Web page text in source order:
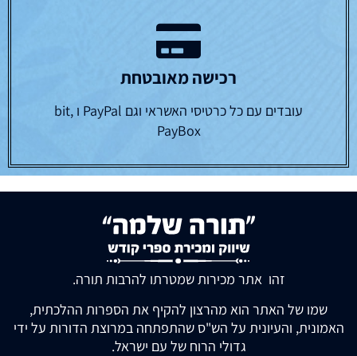
רכישה מאובטחת
עובדים עם כל כרטיסי האשראי וגם PayPal ו bit,
PayBox
זהו אתר מכירות שמטרתו להרבות תורה.
שמו של האתר הוא מהרצון להקיף את הספרות ההלכתית,
האמונית, והעיונית על הש"ס שהתפתחה במרוצת הדורות על ידי
גדולי הרוח של עם ישראל.